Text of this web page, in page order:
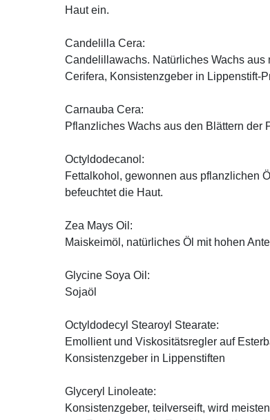
Haut ein.
Candelilla Cera:
Candelillawachs. Natürliches Wachs
Cerifera, Konsistenzgeber in Lippenstift-
Carnauba Cera:
Pflanzliches Wachs aus den Blättern der
Octyldodecanol:
Fettalkohol, gewonnen aus pflanzlichen
befeuchtet die Haut.
Zea Mays Oil:
Maiskeimöl, natürliches Öl mit hohen
Glycine Soya Oil:
Sojaöl
Octyldodecyl Stearoyl Stearate:
Emollient und Viskositätsregler auf
Konsistenzgeber in Lippenstiften
Glyceryl Linoleate:
Konsistenzgeber, teilverseift, wird